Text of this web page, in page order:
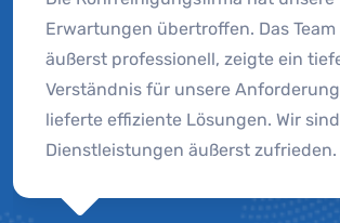
Erwartungen übertroffen. Das
äußerst professionell, zeigte ein
Verständnis für unsere
lieferte effiziente Lösungen. Wir
Dienstleistungen äußerst zufrieden.